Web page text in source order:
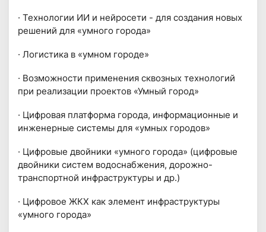
· Технологии ИИ и нейросети - для создания новых
решений для «умного города»
· Логистика в «умном городе»
· Возможности применения сквозных технологий
при реализации проектов «Умный город»
· Цифровая платформа города, информационные и
инженерные системы для «умных городов»
· Цифровые двойники «умного города» (цифровые
двойники систем водоснабжения, дорожно-
транспортной инфраструктуры и др.)
· Цифровое ЖКХ как элемент инфраструктуры
«умного города»